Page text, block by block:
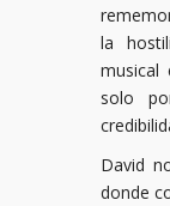
la
musical
solo
David
donde